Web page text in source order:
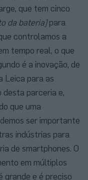
que tem cinco
da bateria]para
controlamos a
tempo real, o que
é a inovação, de
Leica para as
desta parceria e,
que uma
ser importante
indústrias para
de smartphones. O
em múltiplos
grande e é preciso